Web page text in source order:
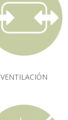
VENTILACIÓN